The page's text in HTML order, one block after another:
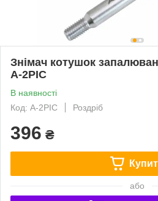
Знімач котушок
A-2PIC
В наявності
Код: A-2PIC
Роздріб
396 ₴
або